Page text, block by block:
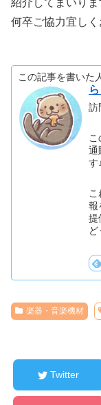
紹介してまいり
何卒ご協力宜し
この記事を書いた
訪
こ
通
す
報
提
楽器・音楽機材
Twitter